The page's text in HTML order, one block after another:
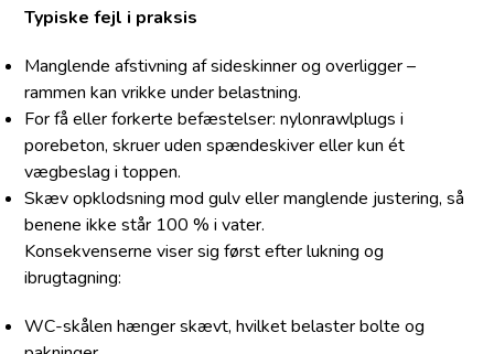
Typiske fejl i praksis
Manglende afstivning af sideskinner og overligger –
rammen kan vrikke under belastning.
For få eller forkerte befæstelser: nylonrawlplugs i
porebeton, skruer uden spændeskiver eller kun ét
vægbeslag i toppen.
Skæv opklodsning mod gulv eller manglende justering, så
benene ikke står 100 % i vater.
Konsekvenserne viser sig først efter lukning og
ibrugtagning:
WC-skålen hænger skævt, hvilket belaster bolte og